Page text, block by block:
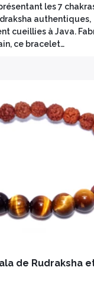
les 7
authentiques,
cueillies à Java.
ce bracelet…
de Rudraksha